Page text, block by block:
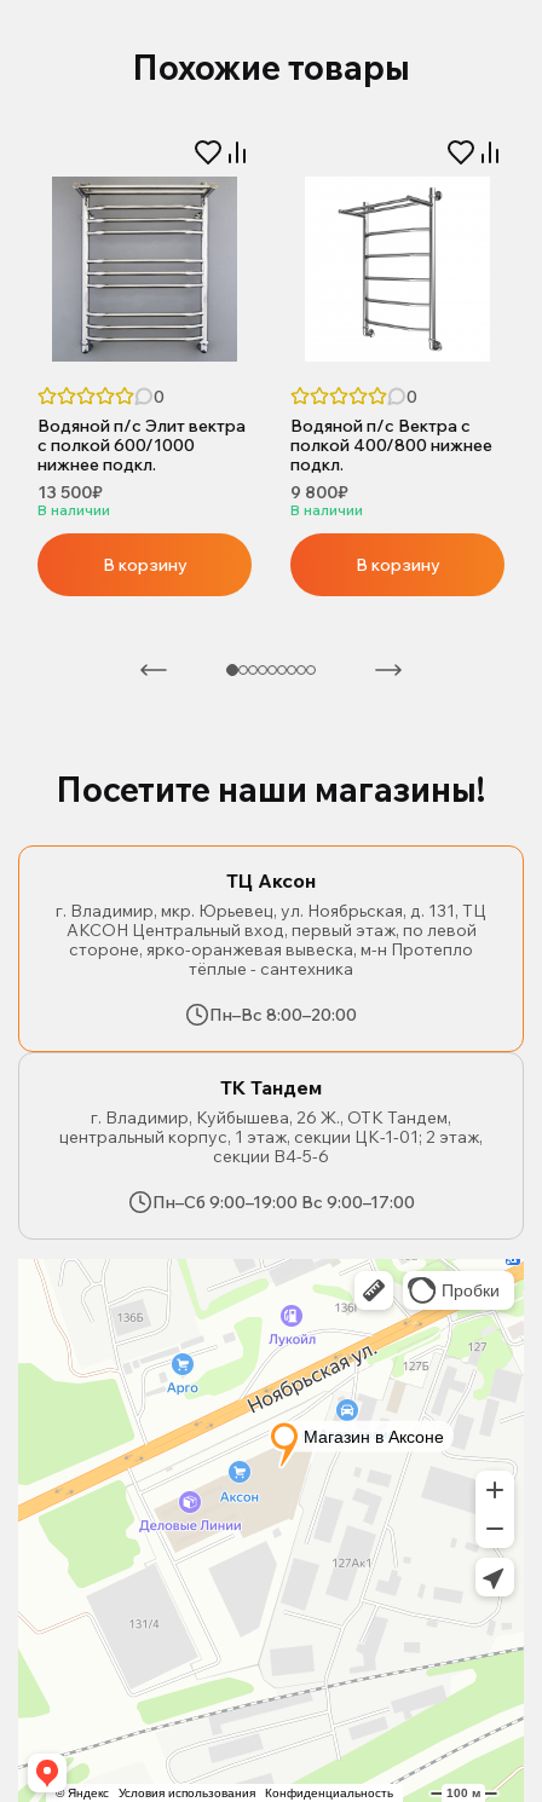
Похожие товары
0
Водяной п/с Элит вектра
с полкой 600/1000
нижнее подкл.
13 500₽
В наличии
В корзину
0
Водяной п/с Вектра с
полкой 400/800 нижнее
подкл.
9 800₽
В наличии
В корзину
Посетите наши магазины!
ТЦ Аксон
г. Владимир, мкр. Юрьевец, ул. Ноябрьская, д. 131, ТЦ
АКСОН Центральный вход, первый этаж, по левой
стороне, ярко-оранжевая вывеска, м-н Протепло
тёплые - сантехника
Пн–Вс 8:00–20:00
ТК Тандем
г. Владимир, Куйбышева, 26 Ж., ОТК Тандем,
центральный корпус, 1 этаж, секции ЦК-1-01; 2 этаж,
секции В4-5-6
Пн–Сб 9:00–19:00 Вс 9:00–17:00